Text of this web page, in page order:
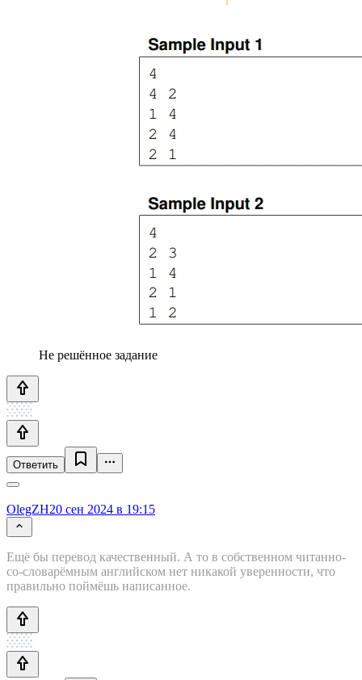
Не решённое задание
Ответить
OlegZH20 сен 2024 в 19:15
Ещё бы перевод качественный. А то в собственном читанно-
со-словарёмным английском нет никакой уверенности, что
правильно поймёшь написанное.